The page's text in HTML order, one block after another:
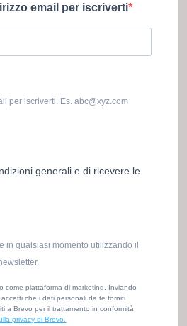
email per iscriverti
per iscriverti. Es. abc@xyz.com
generali e di ricevere le
in qualsiasi momento utilizzando il
come piattaforma di marketing. Inviando
che i dati personali da te forniti
a Brevo per il trattamento in conformità
privacy di Brevo.